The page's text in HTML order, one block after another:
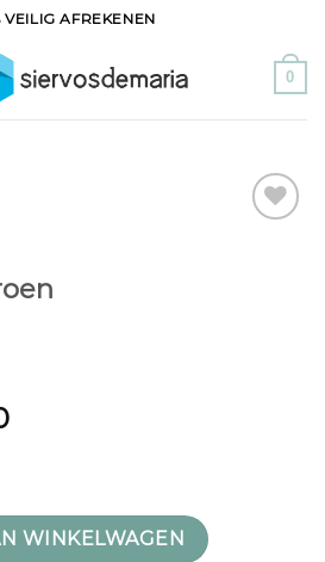
VEILIG AFREKENEN
0
WINKELWAGEN